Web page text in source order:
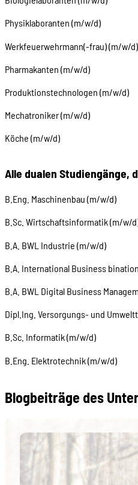
Physiklaboranten (m/w/d)
Werkfeuerwehrmann(-frau) (m/w/d)
Pharmakanten (m/w/d)
Produktionstechnologen (m/w/d)
Mechatroniker (m/w/d)
Köche (m/w/d)
Alle dualen Studiengänge,
B.Eng. Maschinenbau (m/w/d)
B.Sc. Wirtschaftsinformatik (m/w/
B.A. BWL Industrie (m/w/d)
B.A. International Business
B.A. BWL Digital Business
Dipl.Ing. Versorgungs- und
B.Sc. Informatik (m/w/d)
B.Eng. Elektrotechnik (m/w/d)
Blogbeiträge des